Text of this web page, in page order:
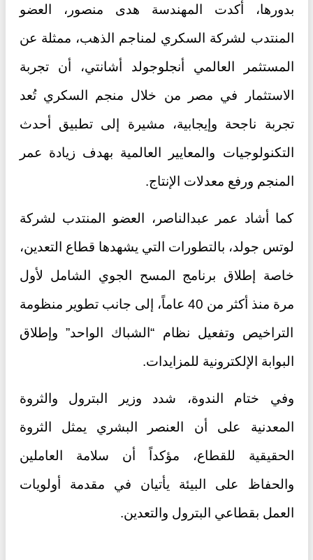
بدورها، أكدت المهندسة هدى منصور، العضو
المنتدب لشركة السكري لمناجم الذهب، ممثلة عن
المستثمر العالمي أنجلوجولد أشانتي، أن تجربة
الاستثمار في مصر من خلال منجم السكري تُعد
تجربة ناجحة وإيجابية، مشيرة إلى تطبيق أحدث
التكنولوجيات والمعايير العالمية بهدف زيادة عمر
المنجم ورفع معدلات الإنتاج.
كما أشاد عمر عبدالناصر، العضو المنتدب لشركة
لوتس جولد، بالتطورات التي يشهدها قطاع التعدين،
خاصة إطلاق برنامج المسح الجوي الشامل لأول
مرة منذ أكثر من 40 عاماً، إلى جانب تطوير منظومة
التراخيص وتفعيل نظام “الشباك الواحد” وإطلاق
البوابة الإلكترونية للمزايدات.
وفي ختام الندوة، شدد وزير البترول والثروة
المعدنية على أن العنصر البشري يمثل الثروة
الحقيقية للقطاع، مؤكداً أن سلامة العاملين
والحفاظ على البيئة يأتيان في مقدمة أولويات
العمل بقطاعي البترول والتعدين.